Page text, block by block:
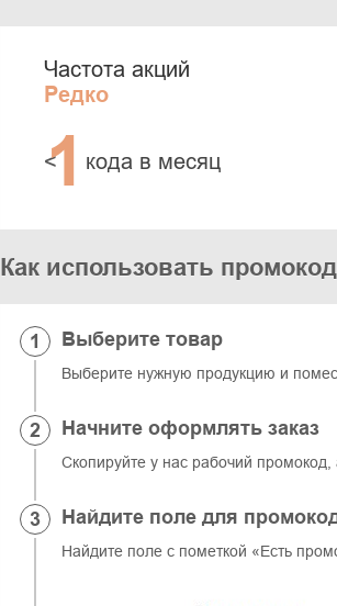
Частота акций
Редко
<
1 кода в месяц
Как использовать
Выберите товар
Выберите нужную продукцию и
Начните оформлять заказ
Скопируйте у нас рабочий
Найдите поле для
Найдите поле с пометкой «Есть